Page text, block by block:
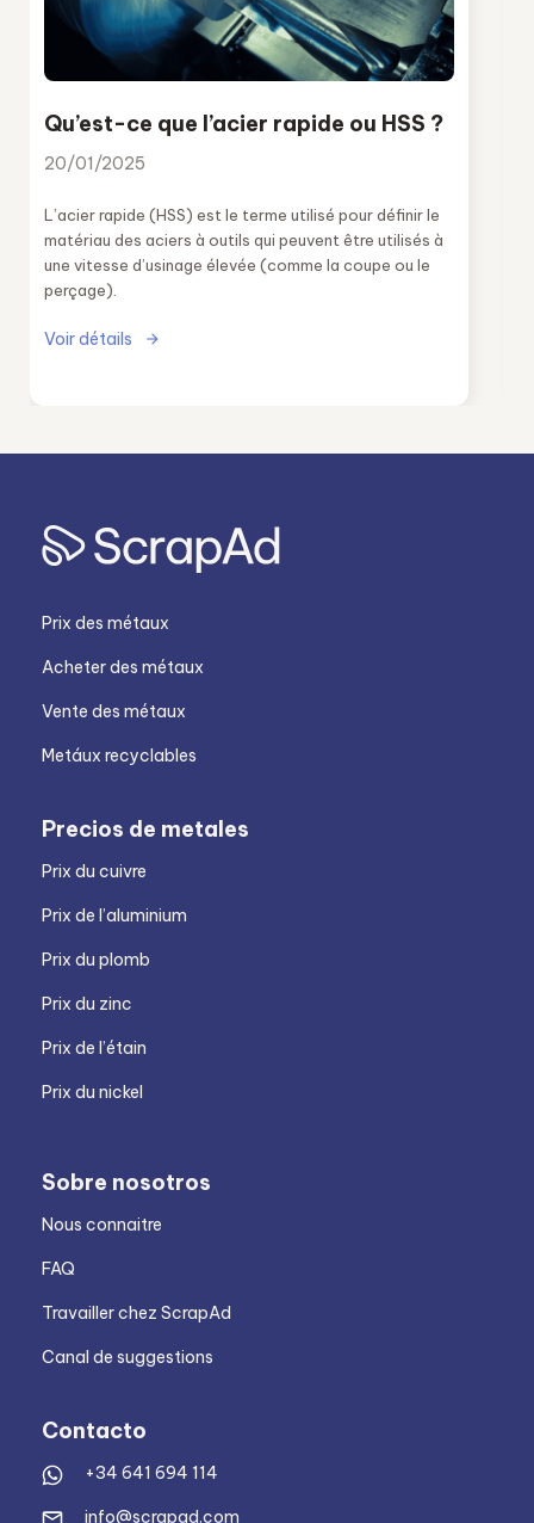
Qu’est-ce que l’acier rapide ou HSS ?
20/01/2025
L’acier rapide (HSS) est le terme utilisé pour définir le
matériau des aciers à outils qui peuvent être utilisés à
une vitesse d’usinage élevée (comme la coupe ou le
perçage).
Voir détails
Prix des métaux
Acheter des métaux
Vente des métaux
Metáux recyclables
Precios de metales
Prix du cuivre
Prix de l’aluminium
Prix du plomb
Prix du zinc
Prix de l’étain
Prix du nickel
Sobre nosotros
Nous connaitre
FAQ
Travailler chez ScrapAd
Canal de suggestions
Contacto
+34 641 694 114
info@scrapad.com